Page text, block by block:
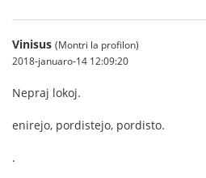
Vinisus (Montri la profilon)
2018-januaro-14 12:09:20
Nepraj lokoj.
enirejo, pordistejo, pordisto.
.